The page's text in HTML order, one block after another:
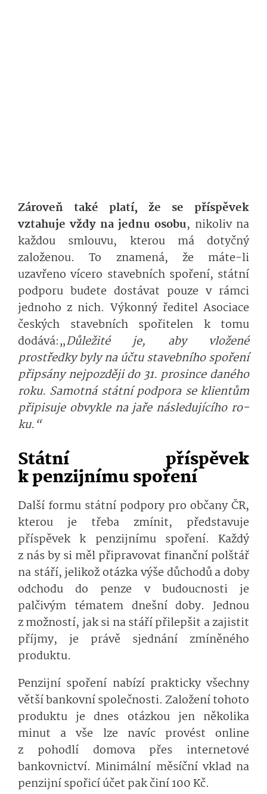
Zároveň také platí, že se příspěvek
vztahuje vždy na jednu osobu, nikoliv na
každou smlouvu, kterou má dotyčný
založenou. To znamená, že máte-li
uzavřeno vícero stavebních spoření, státní
podporu budete dostávat pouze v rámci
jednoho z nich. Výkonný ředitel Asociace
českých stavebních spořitelen k tomu
dodává:„Důležité je, aby vložené
prostředky byly na účtu stavebního spoření
připsány nejpozději do 31. prosince daného
roku. Samotná státní podpora se klientům
připisuje obvykle na jaře následujícího ro­
ku.“
Státní příspěvek
k penzijnímu spoření
Další formu státní podpory pro občany ČR,
kterou je třeba zmínit, představuje
příspěvek k penzijnímu spoření. Každý
z nás by si měl připravovat finanční polštář
na stáří, jelikož otázka výše důchodů a doby
odchodu do penze v budoucnosti je
palčivým tématem dnešní doby. Jednou
z možností, jak si na stáří přilepšit a zajistit
příjmy, je právě sjednání zmíněného
produktu.
Penzijní spoření nabízí prakticky všechny
větší bankovní společnosti. Založení tohoto
produktu je dnes otázkou jen několika
minut a vše lze navíc provést online
z pohodlí domova přes internetové
bankovnictví. Minimální měsíční vklad na
penzijní spořicí účet pak činí 100 Kč.